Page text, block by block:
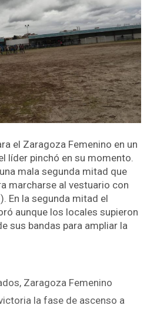
el Zaragoza Femenino en un
líder pinchó en su momento.
mala segunda mitad que
marcharse al vestuario con
En la segunda mitad el
aunque los locales supieron
sus bandas para ampliar la
, Zaragoza Femenino
la fase de ascenso a